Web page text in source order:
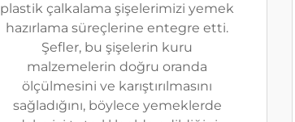
plastik çalkalama şişelerimizi yemek
hazırlama süreçlerine entegre etti.
Şefler, bu şişelerin kuru
malzemelerin doğru oranda
ölçülmesini ve karıştırılmasını
sağladığını, böylece yemeklerde